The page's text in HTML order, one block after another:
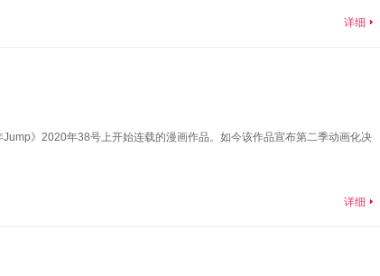
详细
》2020年38号上开始连载的漫画作品。如今该作品宣布第二季动画化决
详细